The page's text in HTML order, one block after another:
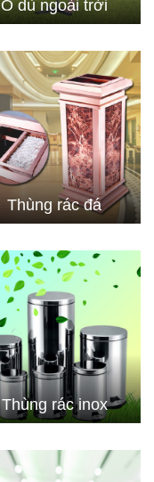
Ô dù ngoài trời
Thùng rác đá
Thùng rác inox